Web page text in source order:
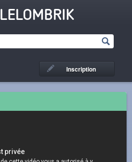
LELOMBRIK
Inscription